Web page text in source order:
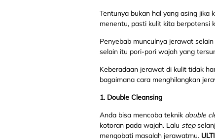
Tentunya bukan hal yang asing jika
menentu, pasti kulit kita berpotensi
Penyebab munculnya jerawat
selain itu pori-pori wajah yang
Keberadaan jerawat di kulit tidak
bagaimana cara menghilangkan
1. Double Cleansing
Anda bisa mencoba teknik double
kotoran pada wajah. Lalu step
mengobati masalah jerawatmu.